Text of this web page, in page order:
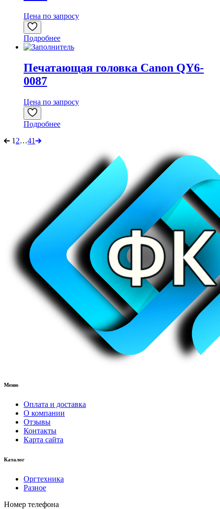
Цена по запросу
Подробнее
Печатающая головка Canon QY6-
0087
Цена по запросу
Подробнее
1 2…41
Меню
Оплата и доставка
О компании
Отзывы
Контакты
Карта сайта
Каталог
Оргтехника
Разное
Номер телефона